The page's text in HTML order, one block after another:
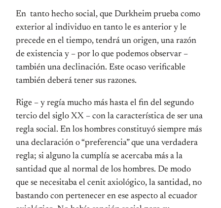
En tanto hecho social, que Durkheim prueba como
exterior al individuo en tanto le es anterior y le
precede en el tiempo, tendrá un origen, una razón
de existencia y – por lo que podemos observar –
también una declinación. Este ocaso verificable
también deberá tener sus razones.
Rige – y regía mucho más hasta el fin del segundo
tercio del siglo XX – con la característica de ser una
regla social. En los hombres constituyó siempre más
una declaración o “preferencia” que una verdadera
regla; si alguno la cumplía se acercaba más a la
santidad que al normal de los hombres. De modo
que se necesitaba el cenit axiológico, la santidad, no
bastando con pertenecer en ese aspecto al ecuador